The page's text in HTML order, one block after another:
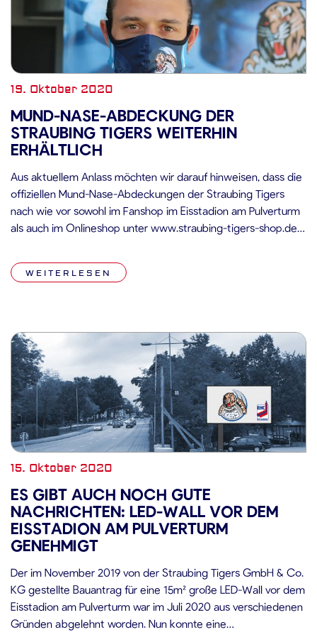
19. Oktober 2020
MUND-NASE-ABDECKUNG DER
STRAUBING TIGERS WEITERHIN
ERHÄLTLICH
Aus aktuellem Anlass möchten wir darauf hinweisen, dass die
offiziellen Mund-Nase-Abdeckungen der Straubing Tigers
nach wie vor sowohl im Fanshop im Eisstadion am Pulverturm
als auch im Onlineshop unter www.straubing-tigers-shop.de
Tagen und zu folgenden Uhrzeiten geöffnet: Donnerstags von
15:00 Uhr bis 18:30 Uhr Freitags von 12:00 Uhr […]
WEITERLESEN
15. Oktober 2020
ES GIBT AUCH NOCH GUTE
NACHRICHTEN: LED-WALL VOR DEM
EISSTADION AM PULVERTURM
GENEHMIGT
Der im November 2019 von der Straubing Tigers GmbH & Co.
KG gestellte Bauantrag für eine 15m² große LED-Wall vor dem
Eisstadion am Pulverturm war im Juli 2020 aus verschiedenen
Gründen abgelehnt worden. Nun konnte eine